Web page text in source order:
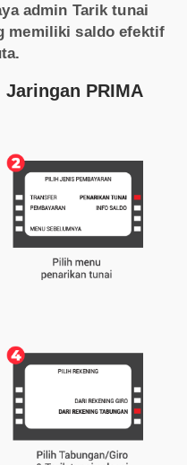
admin Tarik tunai
memiliki saldo efektif
PRIMA